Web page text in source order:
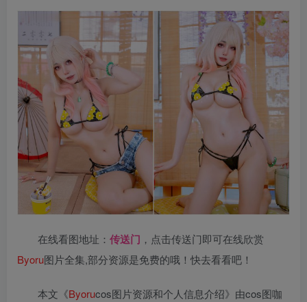
在线看图地址： 传送门 ，点击传送门即可在线欣赏
Byoru图片全集,部分资源是免费的哦！快去看看吧！
本文《Byorucos图片资源和个人信息介绍》由cos图咖